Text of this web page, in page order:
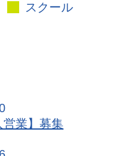
スクール
営業】募集